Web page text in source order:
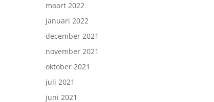
maart 2022
januari 2022
december 2021
november 2021
oktober 2021
juli 2021
juni 2021